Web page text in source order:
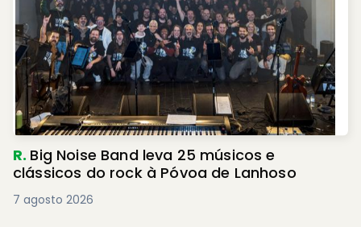
R. Big Noise Band leva 25 músicos e
clássicos do rock à Póvoa de Lanhoso
7 agosto 2026